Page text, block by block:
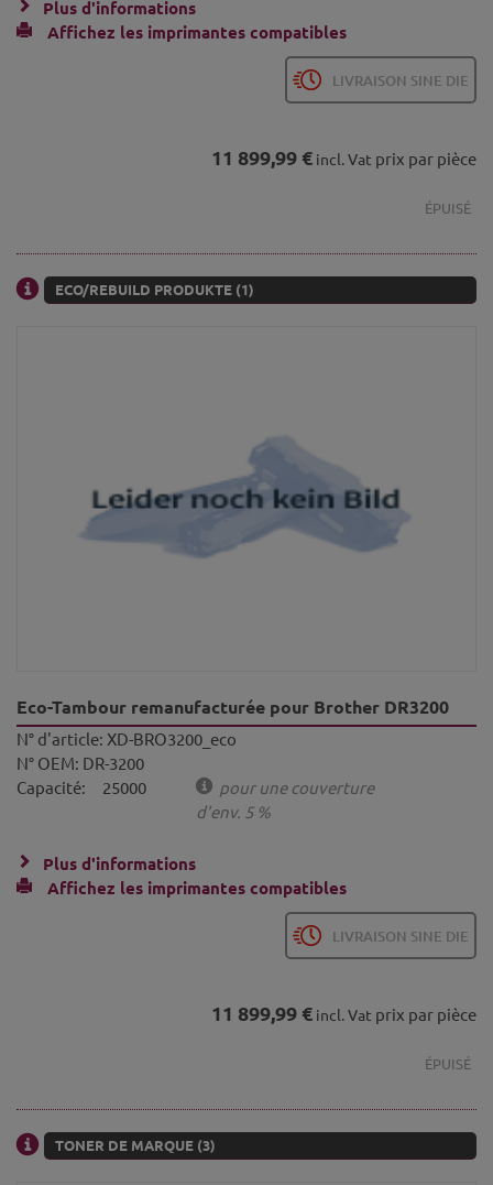
Plus d'informations
Affichez les imprimantes compatibles
LIVRAISON SINE DIE
11 899,99 € incl. Vat prix par pièce
ÉPUISÉ
ECO/REBUILD PRODUKTE (1)
Eco-Tambour remanufacturée pour Brother DR3200
N° d'article: XD-BRO3200_eco
N° OEM: DR-3200
Capacité:
25000
pour une couverture
d'env. 5 %
Plus d'informations
Affichez les imprimantes compatibles
LIVRAISON SINE DIE
11 899,99 € incl. Vat prix par pièce
ÉPUISÉ
TONER DE MARQUE (3)